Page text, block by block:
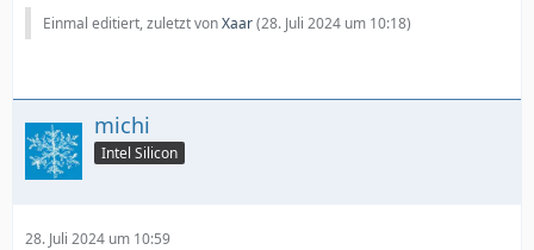
Einmal editiert, zuletzt vonXaar(28. Juli 2024 um 10:18)
michi
Intel Silicon
28. Juli 2024 um 10:59